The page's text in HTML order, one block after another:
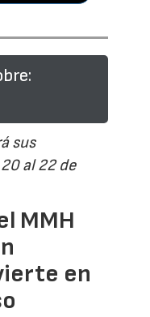
sus
al 22 de
MMH
en